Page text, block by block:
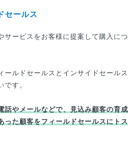
セールス
サービスをお客様に提案して購入につ
ールドセールスとインサイドセールス
です。
話やメールなどで、見込み顧客の育成
った顧客をフィールドセールスにトス